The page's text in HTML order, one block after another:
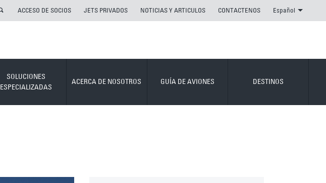
ACCESO DE SOCIOS JETS PRIVADOS NOTICIAS Y ARTICULOS CONTACTENOS Español
SOLUCIONES
ESPECIALIZADAS
ACERCA DE NOSOTROS GUÍA DE AVIONES DESTINOS